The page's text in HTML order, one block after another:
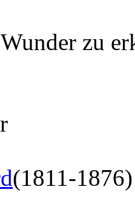
zu
(1811-1876)